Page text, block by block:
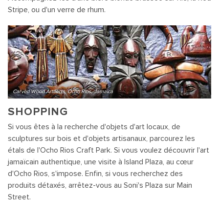
Stripe, ou d'un verre de rhum.
Carved Wood Artifacts, Ocho Rios, Jamaica
SHOPPING
Si vous êtes à la recherche d'objets d'art locaux, de
sculptures sur bois et d'objets artisanaux, parcourez les
étals de l'Ocho Rios Craft Park. Si vous voulez découvrir l'art
jamaïcain authentique, une visite à Island Plaza, au cœur
d'Ocho Rios, s'impose. Enfin, si vous recherchez des
produits détaxés, arrêtez-vous au Soni's Plaza sur Main
Street.